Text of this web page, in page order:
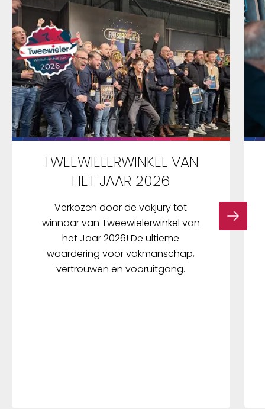
TWEEWIELERWINKEL VAN
HET JAAR 2026
Verkozen door de vakjury tot
winnaar van Tweewielerwinkel van
het Jaar 2026! De ultieme
waardering voor vakmanschap,
vertrouwen en vooruitgang.